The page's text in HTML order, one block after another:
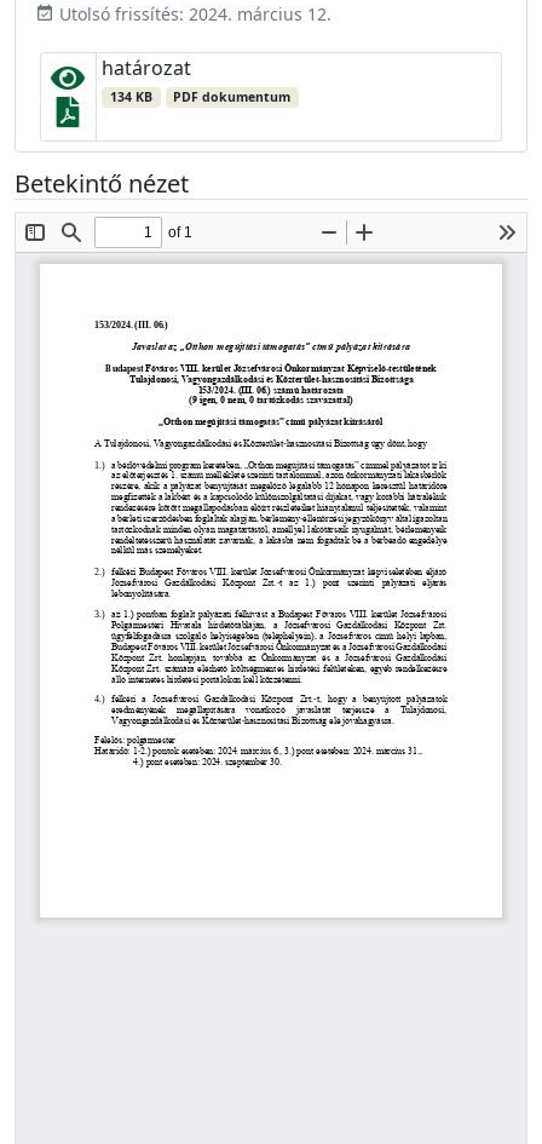
event_available Utolsó frissítés: 2024. március 12.
határozat
134 KB PDF dokumentum
Betekintő nézet